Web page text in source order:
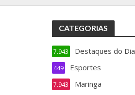
CATEGORIAS
Destaques do Dia
7.943
Esportes
449
Maringa
7.943